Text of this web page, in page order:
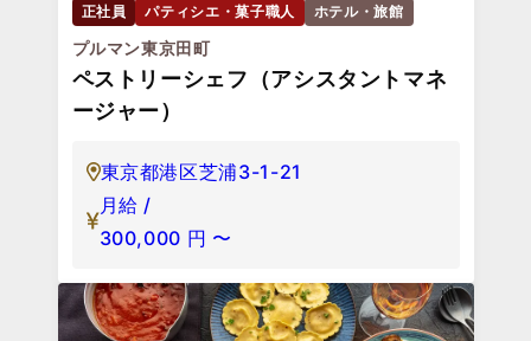
正社員 パティシエ・菓子職人 ホテル・旅館
プルマン東京田町
ペストリーシェフ（アシスタントマネ
ージャー）
東京都港区芝浦3-1-21
月給 /
300,000 円 〜